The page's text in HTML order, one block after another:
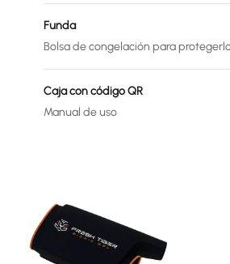
Funda
Bolsa de congelación para
Caja con código QR
Manual de uso